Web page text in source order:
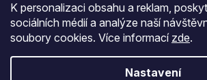
K personalizaci obsahu a reklam,
sociálních médií a analýze naší
soubory cookies. Více informací zde.
Nastavení
Bezpečná platba